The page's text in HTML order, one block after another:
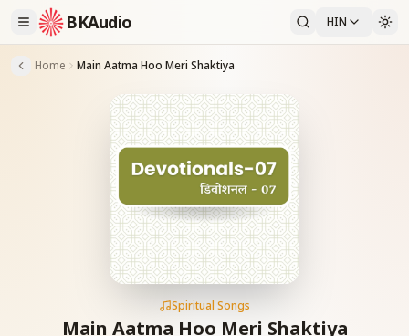
BKAudio HIN
Home Main Aatma Hoo Meri Shaktiya
Spiritual Songs
Main Aatma Hoo Meri Shaktiya